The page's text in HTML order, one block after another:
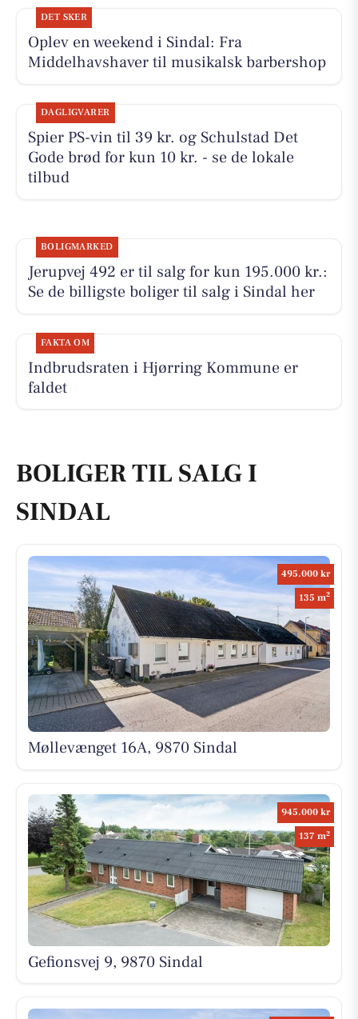
DET SKER
Oplev en weekend i Sindal: Fra
Middelhavshaver til musikalsk barbershop
DAGLIGVARER
Spier PS-vin til 39 kr. og Schulstad Det
Gode brød for kun 10 kr. - se de lokale
tilbud
BOLIGMARKED
Jerupvej 492 er til salg for kun 195.000 kr.:
Se de billigste boliger til salg i Sindal her
FAKTA OM
Indbrudsraten i Hjørring Kommune er
faldet
BOLIGER TIL SALG I
SINDAL
495.000 kr
135 m2
Møllevænget 16A, 9870 Sindal
945.000 kr
137 m2
Gefionsvej 9, 9870 Sindal